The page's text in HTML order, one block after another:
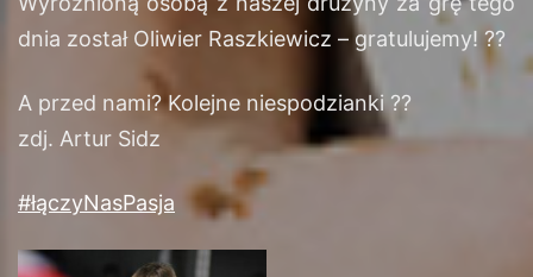
dnia został Oliwier Raszkiewicz – gratulujemy! ??
A przed nami? Kolejne niespodzianki ??
zdj. Artur Sidz
#łączyNasPasja